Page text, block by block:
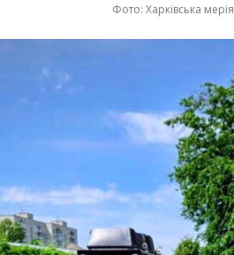
Фото: Харківська мерія